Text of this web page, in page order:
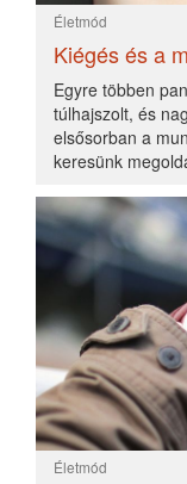
Kiégés és a
Stressz és